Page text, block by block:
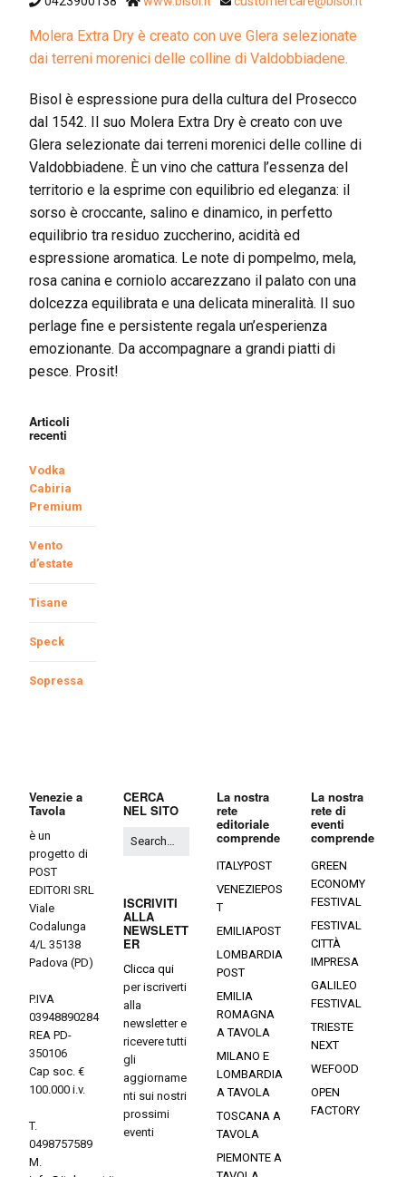
Molera Extra Dry è creato con uve Glera selezionate
dai terreni morenici delle colline di Valdobbiadene.
Bisol è espressione pura della cultura del Prosecco
dal 1542. Il suo Molera Extra Dry è creato con uve
Glera selezionate dai terreni morenici delle colline di
Valdobbiadene. È un vino che cattura l’essenza del
territorio e la esprime con equilibrio ed eleganza: il
sorso è croccante, salino e dinamico, in perfetto
equilibrio tra residuo zuccherino, acidità ed
espressione aromatica. Le note di pompelmo, mela,
rosa canina e corniolo accarezzano il palato con una
dolcezza equilibrata e una delicata mineralità. Il suo
perlage fine e persistente regala un’esperienza
emozionante. Da accompagnare a grandi piatti di
pesce. Prosit!
Articoli
recenti
Vodka
Cabiria
Premium
Vento
d’estate
Tisane
Speck
Sopressa
Venezie a
Tavola
è un
progetto di
POST
EDITORI SRL
Viale
Codalunga
4/L 35138
Padova (PD)
P.IVA
03948890284
REA PD-
350106
Cap soc. €
100.000 i.v.
T.
0498757589
M.
CERCA
NEL SITO
ISCRIVITI
ALLA
NEWSLETT
ER
Clicca qui
per iscriverti
alla
newsletter e
ricevere tutti
gli
aggiorname
nti sui nostri
prossimi
eventi
La nostra
rete
editoriale
comprende
ITALYPOST
VENEZIEPOS
T
EMILIAPOST
LOMBARDIA
POST
EMILIA
ROMAGNA
A TAVOLA
MILANO E
LOMBARDIA
A TAVOLA
TOSCANA A
TAVOLA
PIEMONTE A
La nostra
rete di
eventi
comprende
GREEN
ECONOMY
FESTIVAL
FESTIVAL
CITTÀ
IMPRESA
GALILEO
FESTIVAL
TRIESTE
NEXT
WEFOOD
OPEN
FACTORY